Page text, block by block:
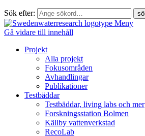
Sök efter:
Meny
Gå vidare till innehåll
Projekt
Alla projekt
Fokusområden
Avhandlingar
Publikationer
Testbäddar
Testbäddar, living labs och mer
Forskningsstation Bolmen
Källby vattenverkstad
RecoLab